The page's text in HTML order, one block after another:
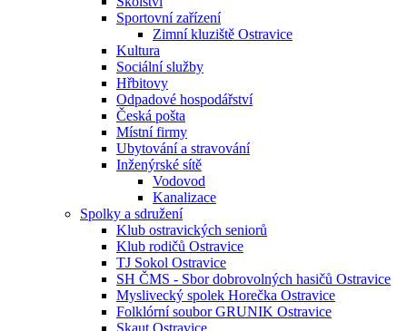
Sportovní zařízení
Zimní kluziště Ostravice
Kultura
Sociální služby
Hřbitovy
Odpadové hospodářství
Česká pošta
Místní firmy
Ubytování a stravování
Inženýrské sítě
Vodovod
Kanalizace
Spolky a sdružení
Klub ostravických seniorů
Klub rodičů Ostravice
TJ Sokol Ostravice
SH ČMS - Sbor dobrovolných hasičů Ostravice
Myslivecký spolek Horečka Ostravice
Folklórní soubor GRUNIK Ostravice
Skaut Ostravice